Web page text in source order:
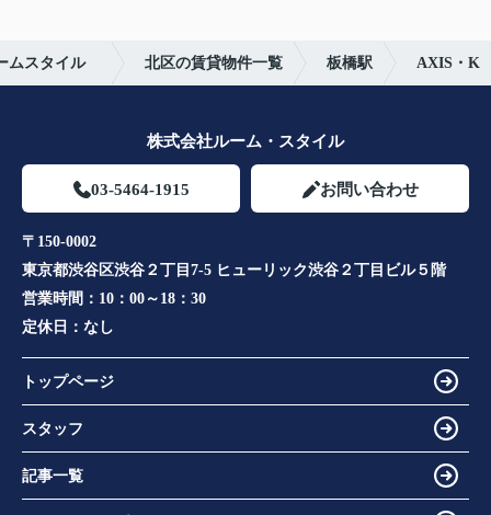
ムスタイル 北区の賃貸物件一覧 板橋駅 AXIS・K
株式会社ルーム・スタイル
03-5464-1915 お問い合わせ
〒150-0002
東京都渋谷区渋谷２丁目7-5 ヒューリック渋谷２丁目ビル５階
営業時間： 10：00～18：30
定休日： なし
トップページ
スタッフ
記事一覧